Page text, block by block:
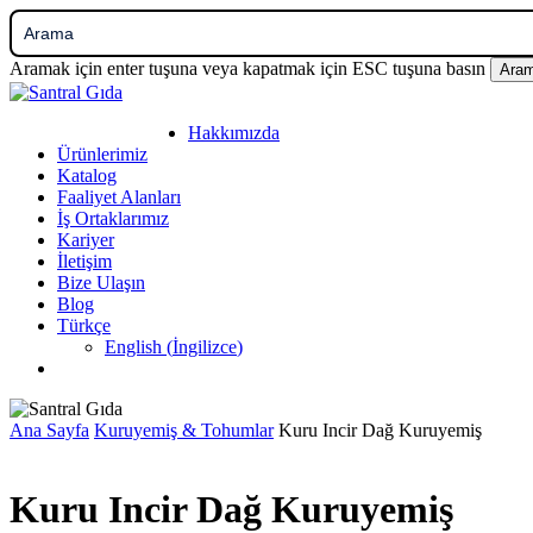
Ana
içeriğe
geç
Aramak için enter tuşuna veya kapatmak için ESC tuşuna basın
Yakın
Hakkımızda
Ürünlerimiz
Katalog
Faaliyet Alanları
İş Ortaklarımız
Kariyer
İletişim
Bize Ulaşın
Blog
Türkçe
English (İngilizce)
Ana Sayfa Kuruyemiş & Tohumlar Kuru Incir Dağ Kuruyemiş
Kuru Incir Dağ Kuruyemiş